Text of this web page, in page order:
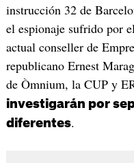
instrucción 32 de
el espionaje sufrido por
actual conseller de
republicano Ernest
de Òmnium, la CUP y
investigarán por
diferentes.